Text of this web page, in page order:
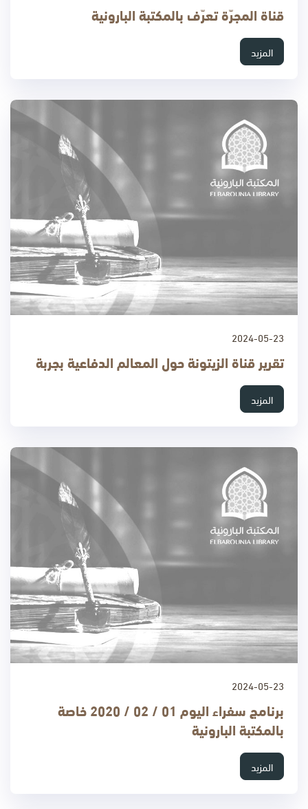
قناة المجرّة تعرّف بالمكتبة البارونية
المزيد
2024-05-23
تقرير قناة الزيتونة حول المعالم الدفاعية بجربة
المزيد
2024-05-23
برنامج سفراء اليوم 01 / 02 / 2020 خاصة
بالمكتبة البارونية
المزيد